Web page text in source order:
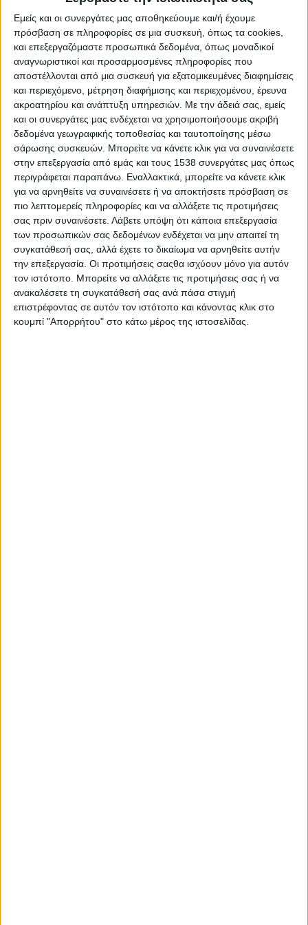
Εμείς και οι συνεργάτες μας αποθηκεύουμε και/ή έχουμε
πρόσβαση σε πληροφορίες σε μια συσκευή, όπως τα cookies,
και επεξεργαζόμαστε προσωπικά δεδομένα, όπως μοναδικοί
αναγνωριστικοί και προσαρμοσμένες πληροφορίες που
αποστέλλονται από μια συσκευή για εξατομικευμένες διαφημίσεις
και περιεχόμενο, μέτρηση διαφήμισης και περιεχομένου, έρευνα
ακροατηρίου και ανάπτυξη υπηρεσιών. Με την άδειά σας, εμείς
και οι συνεργάτες μας ενδέχεται να χρησιμοποιήσουμε ακριβή
δεδομένα γεωγραφικής τοποθεσίας και ταυτοποίησης μέσω
σάρωσης συσκευών. Μπορείτε να κάνετε κλικ για να συναινέσετε
στην επεξεργασία από εμάς και τους 1538 συνεργάτες μας όπως
περιγράφεται παραπάνω. Εναλλακτικά, μπορείτε να κάνετε κλικ
για να αρνηθείτε να συναινέσετε ή να αποκτήσετε πρόσβαση σε
πιο λεπτομερείς πληροφορίες και να αλλάξετε τις προτιμήσεις
σας πριν συναινέσετε. Λάβετε υπόψη ότι κάποια επεξεργασία
των προσωπικών σας δεδομένων ενδέχεται να μην απαιτεί τη
συγκατάθεσή σας, αλλά έχετε το δικαίωμα να αρνηθείτε αυτήν
την επεξεργασία. Οι προτιμήσεις σαςθα ισχύουν μόνο για αυτόν
τον ιστότοπο. Μπορείτε να αλλάξετε τις προτιμήσεις σας ή να
ανακαλέσετε τη συγκατάθεσή σας ανά πάσα στιγμή
επιστρέφοντας σε αυτόν τον ιστότοπο και κάνοντας κλικ στο
κουμπί "Απορρήτου" στο κάτω μέρος της ιστοσελίδας.
Αρχική
Το Φεστιβάλ
Διοργανωτής
ΑΘΗΝΑ
ΘΕΣΣΑΛΟΝΙΚΗ
E-shop
Προηγούμενες Εκδηλώσεις
Athens #JobFestival 2026
Thessaloniki #JobFestival 2025